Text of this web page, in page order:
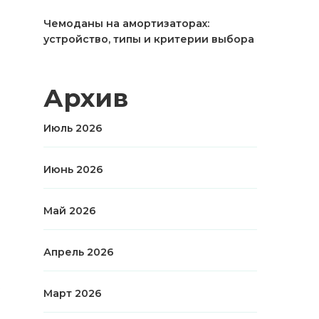
Чемоданы на амортизаторах:
устройство, типы и критерии выбора
Архив
Июль 2026
Июнь 2026
Май 2026
Апрель 2026
Март 2026